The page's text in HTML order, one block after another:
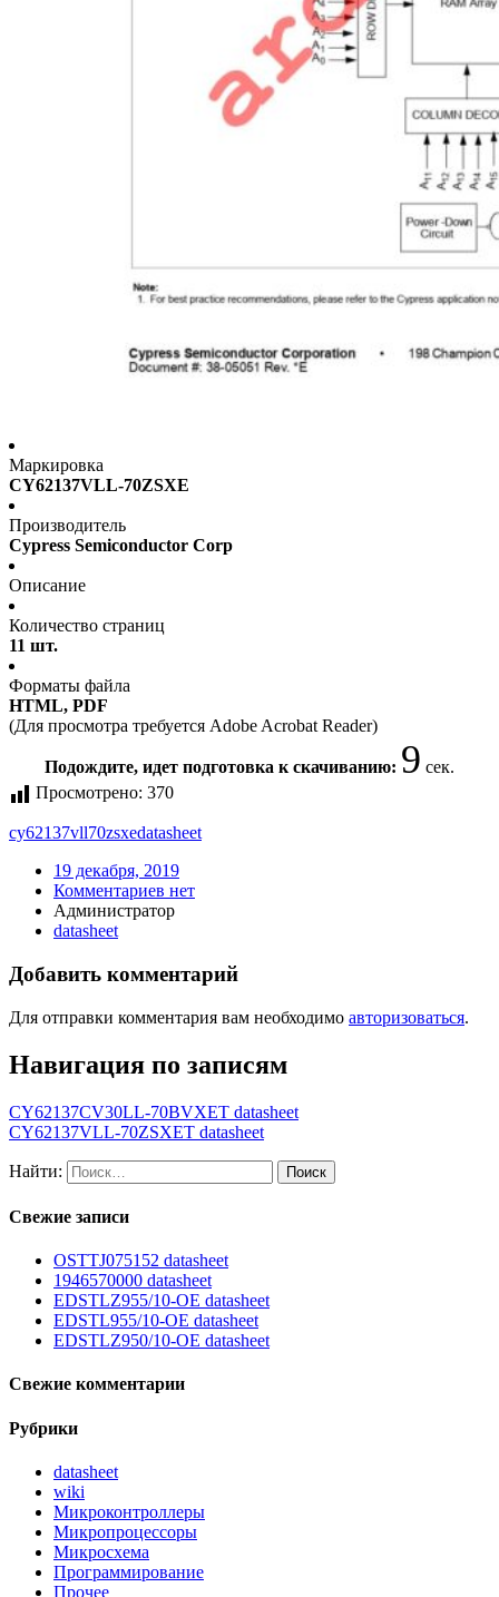
Маркировка
CY62137VLL-70ZSXE
Производитель
Cypress Semiconductor Corp
Описание
Количество страниц
11 шт.
Форматы файла
HTML, PDF
(Для просмотра требуется Adobe Acrobat Reader)
Подождите, идет подготовка к скачиванию: 9 сек.
Просмотрено: 370
cy62137vll70zsxedatasheet
19 декабря, 2019
Комментариев нет
Администратор
datasheet
Добавить комментарий
Для отправки комментария вам необходимо авторизоваться.
Навигация по записям
CY62137CV30LL-70BVXET datasheet
CY62137VLL-70ZSXET datasheet
Найти:
Свежие записи
OSTTJ075152 datasheet
1946570000 datasheet
EDSTLZ955/10-OE datasheet
EDSTL955/10-OE datasheet
EDSTLZ950/10-OE datasheet
Свежие комментарии
Рубрики
datasheet
wiki
Микроконтроллеры
Микропроцессоры
Микросхема
Программирование
Прочее